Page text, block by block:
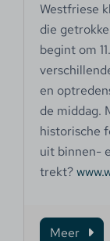
Westfriese
die
begint om
en
de middag.
historische
uit binnen-
trekt?
Meer